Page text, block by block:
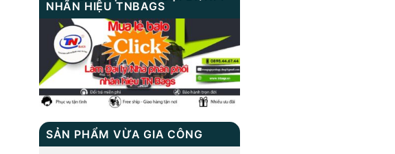
NHÃN HIỆU TNBAGS
SẢN PHẨM VỪA GIA CÔNG